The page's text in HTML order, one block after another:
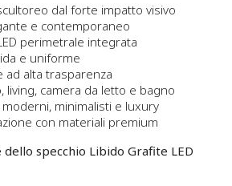
dal forte impatto visivo
e contemporaneo
perimetrale integrata
e uniforme
ad alta trasparenza
living, camera da letto e bagno
minimalisti e luxury
con materiali premium
specchio Libido Grafite LED